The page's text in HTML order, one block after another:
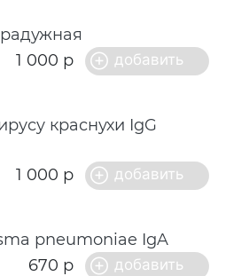
1 000 р
краснухи IgG
1 000 р
pneumoniae IgA
670 р